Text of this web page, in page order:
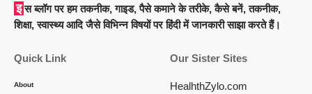
इस ब्लॉग पर हम तकनीक, गाइड, पैसे कमाने के तरीके, कैसे बनें, तकनीक,
शिक्षा, स्वास्थ्य आदि जैसे विभिन्न विषयों पर हिंदी में जानकारी साझा करते हैं।
Quick Link
About
Our Sister Sites
HealhthZylo.com